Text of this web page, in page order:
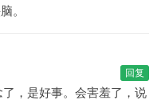
。
回复
，是好事。会害羞了，说